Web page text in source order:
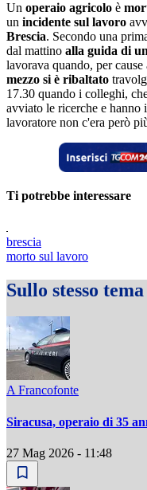
Un operaio agricolo è
un incidente sul lavoro
Brescia. Secondo una
dal mattino alla guida di
lavorava quando, per
mezzo si è ribaltato
17.30 quando i colleghi,
avviato le ricerche e
lavoratore non c'era però
Ti potrebbe interessare
brescia
morto sul lavoro
Sullo stesso tema
A Francofonte
Siracusa, operaio di 35
27 Mag 2026 - 11:48